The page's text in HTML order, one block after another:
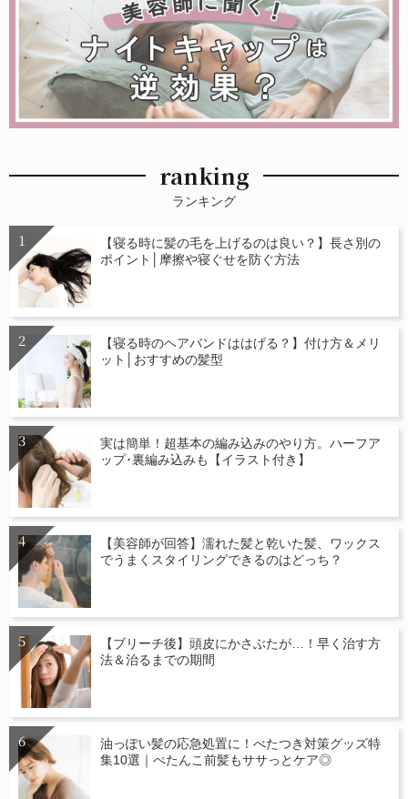
ranking
ランキング
【寝る時に髪の毛を上げるのは良い？】長さ別の
ポイント│摩擦や寝ぐせを防ぐ方法
【寝る時のヘアバンドははげる？】付け方＆メリ
ット│おすすめの髪型
実は簡単！超基本の編み込みのやり方。ハーフア
ップ･裏編み込みも【イラスト付き】
【美容師が回答】濡れた髪と乾いた髪、ワックス
でうまくスタイリングできるのはどっち？
【ブリーチ後】頭皮にかさぶたが…！早く治す方
法＆治るまでの期間
油っぽい髪の応急処置に！べたつき対策グッズ特
集10選｜ぺたんこ前髪もササっとケア◎